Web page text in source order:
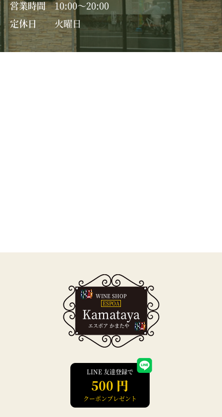
営業時間
10:00～20:00
定休日
火曜日
WINE SHOP
ESPOA
Kamataya
エスポア かまたや
LINE 友達登録で
500 円
クーポンプレゼント